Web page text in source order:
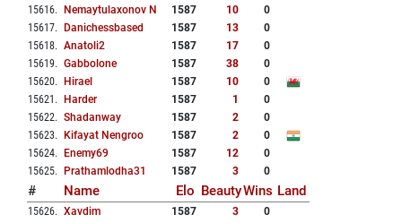
15616. Nemaytulaxonov N 1587 10
0
15617. Danichessbased 1587 13
0
15618. Anatoli2 1587 17
0
15619. Gabbolone 1587 38
0
15620. Hirael 1587 10
0
15621 . Harder 1587 1
0
15622. Shadanway 1587 2
0
15623. Kifayat Nengroo 1587 2
0
15624. Enemy69 1587 12
0
15625. Prathamlodha31 1587 3 0
# Name Elo BeautyWins Land
15626. Xavdim 1587 3
0